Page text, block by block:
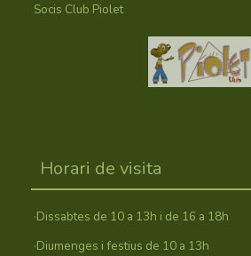
Socis Club Piolet
Horari de visita
·Dissabtes de 10 a 13h i de 16 a 18h
·Diumenges i festius de 10 a 13h